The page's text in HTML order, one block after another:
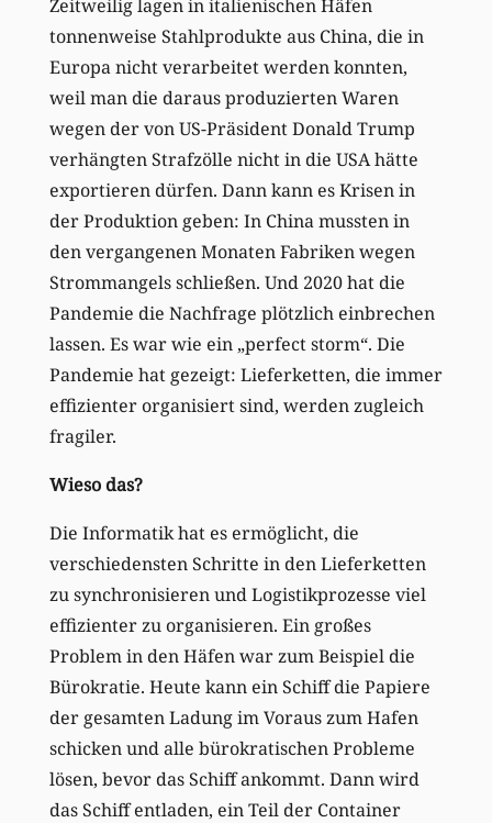
Zeitweilig lagen in italienischen Häfen
tonnenweise Stahlprodukte aus China, die in
Europa nicht verarbeitet werden konnten,
weil man die daraus produzierten Waren
wegen der von US-Präsident Donald Trump
verhängten Strafzölle nicht in die USA hätte
exportieren dürfen. Dann kann es Krisen in
der Produktion geben: In China mussten in
den vergangenen Monaten Fabriken wegen
Strommangels schließen. Und 2020 hat die
Pandemie die Nachfrage plötzlich einbrechen
lassen. Es war wie ein „perfect storm“. Die
Pandemie hat gezeigt: Lieferketten, die immer
effizienter organisiert sind, werden zugleich
fragiler.
Wieso das?
Die Informatik hat es ermöglicht, die
verschiedensten Schritte in den Lieferketten
zu synchronisieren und Logistikprozesse viel
effizienter zu organisieren. Ein großes
Problem in den Häfen war zum Beispiel die
Bürokratie. Heute kann ein Schiff die Papiere
der gesamten Ladung im Voraus zum Hafen
schicken und alle bürokratischen Probleme
lösen, bevor das Schiff ankommt. Dann wird
das Schiff entladen, ein Teil der Container